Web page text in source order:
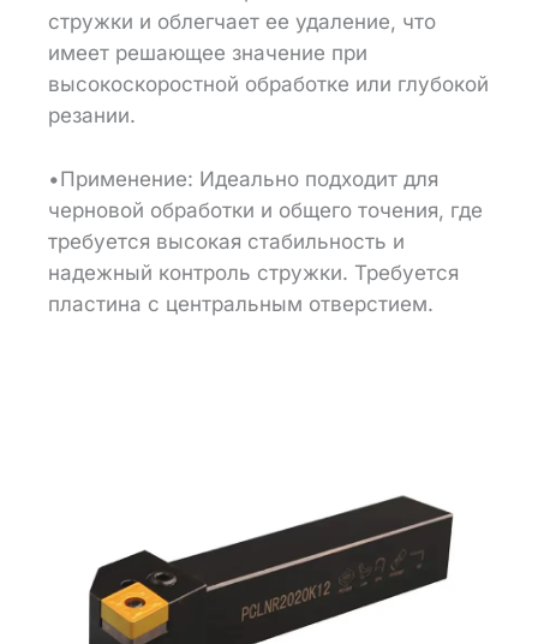
стружки и облегчает ее удаление, что
имеет решающее значение при
высокоскоростной обработке или глубокой
резании.
•Применение: Идеально подходит для
черновой обработки и общего точения, где
требуется высокая стабильность и
надежный контроль стружки. Требуется
пластина с центральным отверстием.